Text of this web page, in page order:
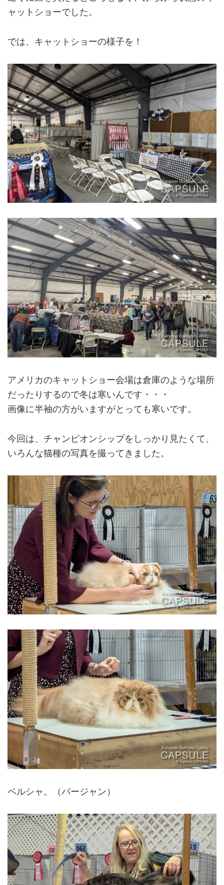
ャットショーでした。
では、キャットショーの様子を！
アメリカのキャットショー会場は倉庫のような場所
だったりするので冬は寒いんです・・・
画像に半袖の方がいますがとっても寒いです。
今回は、チャンピオンシップをしっかり見たくて、
いろんな猫種の写真を撮ってきました。
ペルシャ。（パージャン）